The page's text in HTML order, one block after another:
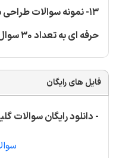
13- نمونه سوالات
حرفه ای به تعداد 30 سوال
فایل های رایگان
- دانلود رایگان سوالات